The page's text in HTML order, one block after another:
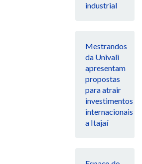
industrial
Mestrandos
da Univali
apresentam
propostas
para atrair
investimentos
internacionais
a Itajaí